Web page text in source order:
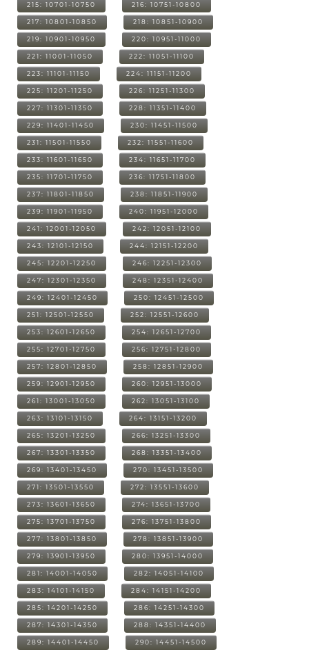
215: 10701-10750 216: 10751-10800
217: 10801-10850 218: 10851-10900
219: 10901-10950 220: 10951-11000
221: 11001-11050 222: 11051-11100
223: 11101-11150 224: 11151-11200
225: 11201-11250 226: 11251-11300
227: 11301-11350 228: 11351-11400
229: 11401-11450 230: 11451-11500
231: 11501-11550 232: 11551-11600
233: 11601-11650 234: 11651-11700
235: 11701-11750 236: 11751-11800
237: 11801-11850 238: 11851-11900
239: 11901-11950 240: 11951-12000
241: 12001-12050 242: 12051-12100
243: 12101-12150 244: 12151-12200
245: 12201-12250 246: 12251-12300
247: 12301-12350 248: 12351-12400
249: 12401-12450 250: 12451-12500
251: 12501-12550 252: 12551-12600
253: 12601-12650 254: 12651-12700
255: 12701-12750 256: 12751-12800
257: 12801-12850 258: 12851-12900
259: 12901-12950 260: 12951-13000
261: 13001-13050 262: 13051-13100
263: 13101-13150 264: 13151-13200
265: 13201-13250 266: 13251-13300
267: 13301-13350 268: 13351-13400
269: 13401-13450 270: 13451-13500
271: 13501-13550 272: 13551-13600
273: 13601-13650 274: 13651-13700
275: 13701-13750 276: 13751-13800
277: 13801-13850 278: 13851-13900
279: 13901-13950 280: 13951-14000
281: 14001-14050 282: 14051-14100
283: 14101-14150 284: 14151-14200
285: 14201-14250 286: 14251-14300
287: 14301-14350 288: 14351-14400
289: 14401-14450 290: 14451-14500